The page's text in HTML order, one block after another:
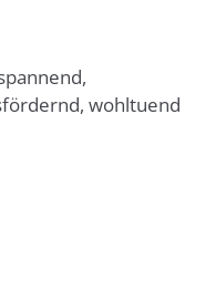
wohltuend